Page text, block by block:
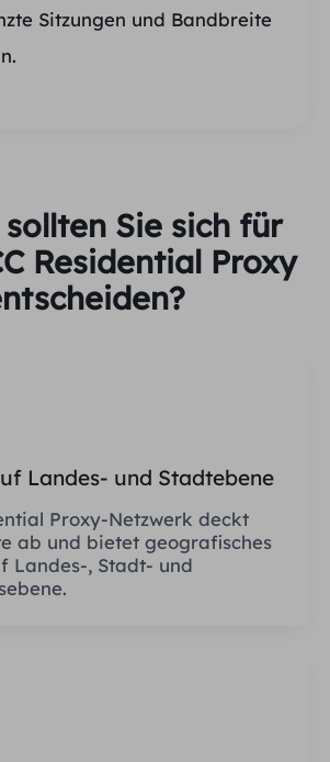
Sitzungen und Bandbreite
Sie sich für
Residential Proxy
Landes- und Stadtebene
Proxy-Netzwerk deckt
ab und bietet geografisches
Landes-, Stadt- und